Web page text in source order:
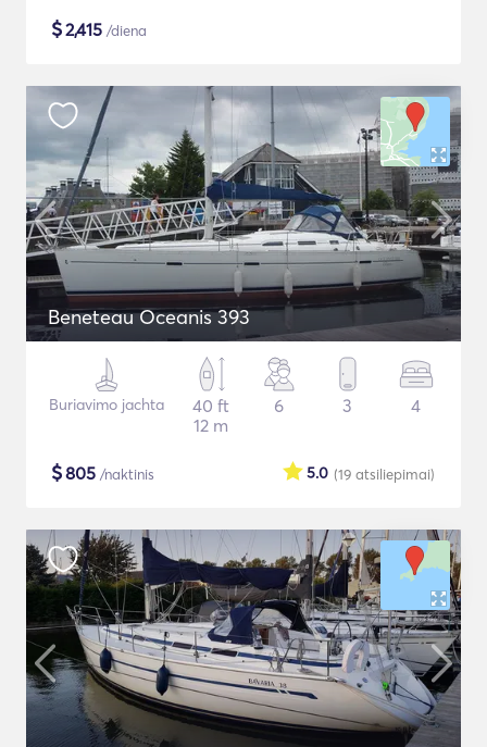
$2,415 /diena
Beneteau Oceanis 393
Buriavimo jachta
40 ft
12 m
6 3 4
$805 /naktinis (19 atsiliepimai)
5.0